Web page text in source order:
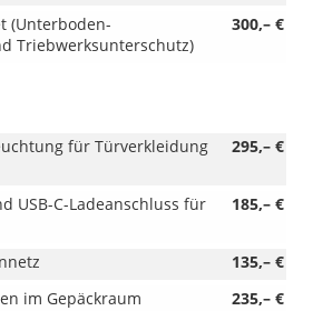
300,– €
(Unterboden-
Triebwerksunterschutz)
295,– €
für Türverkleidung
185,– €
USB-C-Ladeanschluss für
135,– €
235,– €
im Gepäckraum